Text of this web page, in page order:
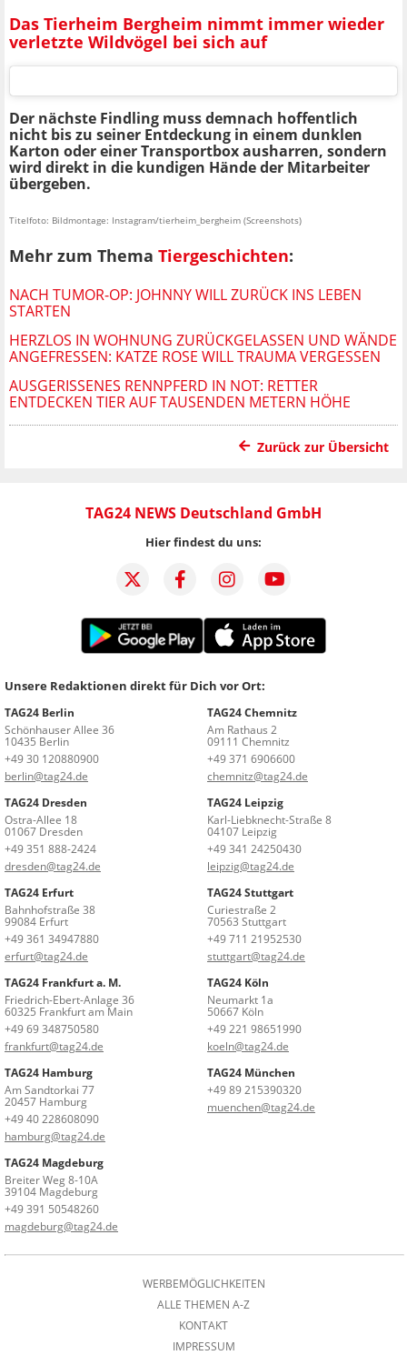
Das Tierheim Bergheim nimmt immer wieder
verletzte Wildvögel bei sich auf
Der nächste Findling muss demnach hoffentlich
nicht bis zu seiner Entdeckung in einem dunklen
Karton oder einer Transportbox ausharren, sondern
wird direkt in die kundigen Hände der Mitarbeiter
übergeben.
Titelfoto: Bildmontage: Instagram/tierheim_bergheim (Screenshots)
Mehr zum Thema Tiergeschichten:
NACH TUMOR-OP: JOHNNY WILL ZURÜCK INS LEBEN
STARTEN
HERZLOS IN WOHNUNG ZURÜCKGELASSEN UND WÄNDE
ANGEFRESSEN: KATZE ROSE WILL TRAUMA VERGESSEN
AUSGERISSENES RENNPFERD IN NOT: RETTER
ENTDECKEN TIER AUF TAUSENDEN METERN HÖHE
Zurück zur Übersicht
TAG24 NEWS Deutschland GmbH
Hier findest du uns:
Unsere Redaktionen direkt für Dich vor Ort:
TAG24 Berlin
Schönhauser Allee 36
10435 Berlin
+49 30 120880900
berlin@tag24.de
TAG24 Chemnitz
Am Rathaus 2
09111 Chemnitz
+49 371 6906600
chemnitz@tag24.de
TAG24 Dresden
Ostra-Allee 18
01067 Dresden
+49 351 888-2424
dresden@tag24.de
TAG24 Leipzig
Karl-Liebknecht-Straße 8
04107 Leipzig
+49 341 24250430
leipzig@tag24.de
TAG24 Erfurt
Bahnhofstraße 38
99084 Erfurt
+49 361 34947880
erfurt@tag24.de
TAG24 Stuttgart
Curiestraße 2
70563 Stuttgart
+49 711 21952530
stuttgart@tag24.de
TAG24 Frankfurt a. M.
Friedrich-Ebert-Anlage 36
60325 Frankfurt am Main
+49 69 348750580
frankfurt@tag24.de
TAG24 Köln
Neumarkt 1a
50667 Köln
+49 221 98651990
koeln@tag24.de
TAG24 Hamburg
Am Sandtorkai 77
20457 Hamburg
+49 40 228608090
hamburg@tag24.de
TAG24 München
+49 89 215390320
muenchen@tag24.de
TAG24 Magdeburg
Breiter Weg 8-10A
39104 Magdeburg
+49 391 50548260
magdeburg@tag24.de
WERBEMÖGLICHKEITEN
ALLE THEMEN A-Z
KONTAKT
IMPRESSUM